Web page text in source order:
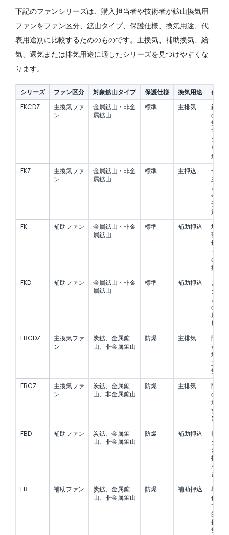
下記のファンシリーズは、購入担当者や技術者が鉱山換気用
ファンをファン区分、鉱山タイプ、保護仕様、換気用途、代
表用途別に比較するためのものです。主換気、補助換気、給
気、還気または排気用途に適したシリーズを見つけやすくな
ります。
シリーズ ファン区分 対象鉱山タイプ 保護仕様 換気用途
代表
FKCDZ
主換気ファ
ン
金属鉱山・非金
属鉱山
標準 主排気
鉱山
の排
気お
高め
力が
な還
途。
FKZ
主換気ファ
ン
金属鉱山・非金
属鉱山
標準 主押込
一般
主換
よび
全体
安定
送風。
FK
補助ファン
金属鉱山・非金
属鉱山
標準 補助押込
坑道
部、
切羽
～中
のダ
換気。
FKD
補助ファン
金属鉱山・非金
属鉱山
標準 補助押込
より
ダク
よび
の大
局所
用途。
FBCDZ
主換気ファ
ン
炭鉱、金属鉱
山、非金属鉱山
防爆 主排気
防爆
が必
場所
主排
気。
FBCZ
主換気ファ
ン
炭鉱、金属鉱
山、非金属鉱山
防爆 主排気
防爆
のあ
還気
び排
気。
FBD
補助ファン
炭鉱、金属鉱
山、非金属鉱山
防爆 補助押込
長距
クト
およ
抵抗
助送
途。
FB
補助ファン
炭鉱、金属鉱
山、非金属鉱山
防爆 補助押込
地下
作業
での
的な
押込換
気。